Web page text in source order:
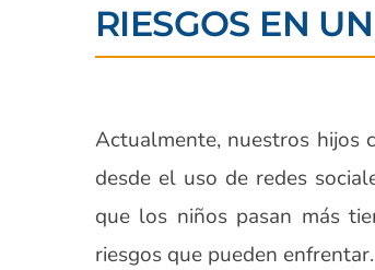
RIESGOS EN
Actualmente, nuestros hijos
desde el uso de redes
que los niños pasan más
riesgos que pueden